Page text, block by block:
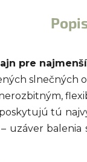
pre
slnečných
tú
balenia